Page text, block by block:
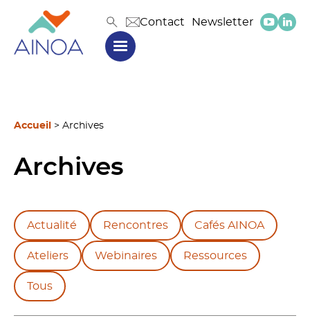
Contact Newsletter
Accueil > Archives
Archives
Actualité Rencontres Cafés AINOA
Ateliers Webinaires Ressources
Tous